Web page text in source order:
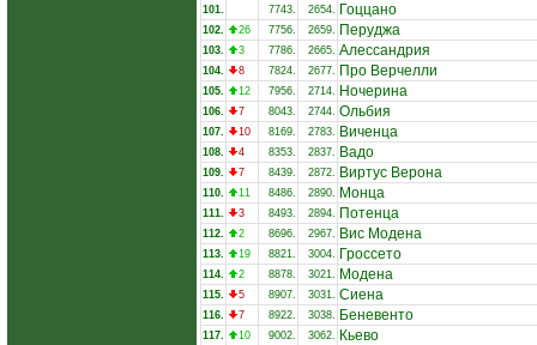
101. 7743. 2654. Гоццано
102. 26 7756. 2659. Перуджа
103. 3 7786. 2665. Алессандрия
104. 8 7824. 2677. Про Верчелли
105. 12 7956. 2714. Ночерина
106. 7 8043. 2744. Ольбия
107. 10 8169. 2783. Виченца
108. 4 8353. 2837. Вадо
109. 7 8439. 2872. Виртус Верона
110. 11 8486. 2890. Монца
111. 3 8493. 2894. Потенца
112. 2 8696. 2967. Вис Модена
113. 19 8821. 3004. Гроссето
114. 2 8878. 3021. Модена
115. 5 8907. 3031. Сиена
116. 7 8922. 3038. Беневенто
117. 10 9002. 3062. Кьево